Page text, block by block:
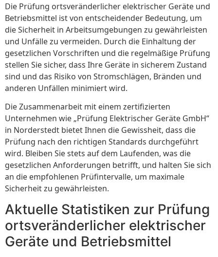
Die Prüfung ortsveränderlicher elektrischer Geräte und
Betriebsmittel ist von entscheidender Bedeutung, um
die Sicherheit in Arbeitsumgebungen zu gewährleisten
und Unfälle zu vermeiden. Durch die Einhaltung der
gesetzlichen Vorschriften und die regelmäßige Prüfung
stellen Sie sicher, dass Ihre Geräte in sicherem Zustand
sind und das Risiko von Stromschlägen, Bränden und
anderen Unfällen minimiert wird.
Die Zusammenarbeit mit einem zertifizierten
Unternehmen wie „Prüfung Elektrischer Geräte GmbH“
in Norderstedt bietet Ihnen die Gewissheit, dass die
Prüfung nach den richtigen Standards durchgeführt
wird. Bleiben Sie stets auf dem Laufenden, was die
gesetzlichen Anforderungen betrifft, und halten Sie sich
an die empfohlenen Prüfintervalle, um maximale
Sicherheit zu gewährleisten.
Aktuelle Statistiken zur Prüfung
ortsveränderlicher elektrischer
Geräte und Betriebsmittel